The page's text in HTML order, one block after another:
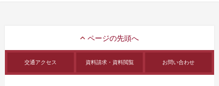
交通アクセス 資料請求・資料閲覧 お問い合わせ